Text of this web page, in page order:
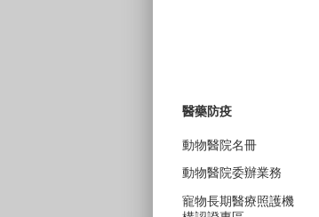
醫藥防疫
動物醫院名冊
動物醫院委辦業務
寵物長期醫療照護機